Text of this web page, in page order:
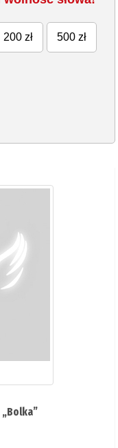
200 zł 500 zł